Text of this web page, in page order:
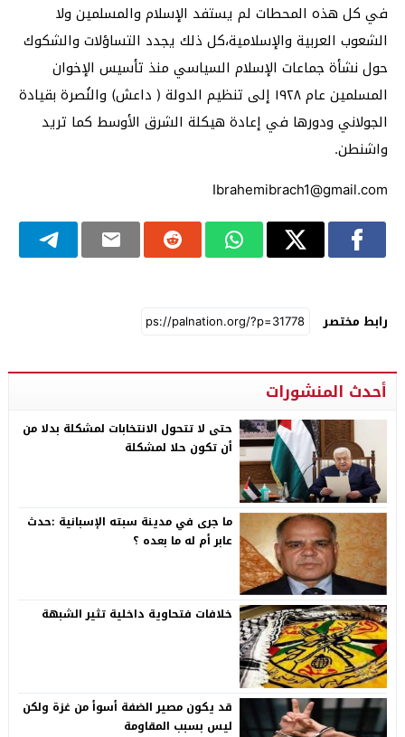
في كل هذه المحطات لم يستفد الإسلام والمسلمين ولا
الشعوب العربية والإسلامية،كل ذلك يجدد التساؤلات والشكوك
حول نشأة جماعات الإسلام السياسي منذ تأسيس الإخوان
المسلمين عام ١٩٢٨ إلى تنظيم الدولة ( داعش) والنُصرة بقيادة
الجولاني ودورها في إعادة هيكلة الشرق الأوسط كما تريد
واشنطن.
Ibrahemibrach1@gmail.com
رابط مختصر
أحدث المنشورات
حتى لا تتحول الانتخابات لمشكلة بدلا من
أن تكون حلا لمشكلة
ما جرى في مدينة سبته الإسبانية :حدث
عابر أم له ما بعده ؟
خلافات فتحاوية داخلية تثير الشبهة
قد يكون مصير الضفة أسوأ من غزة ولكن
ليس بسبب المقاومة